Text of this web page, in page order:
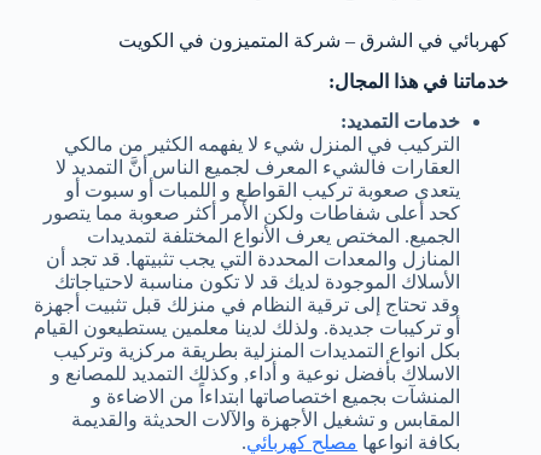
كهربائي في الشرق – شركة المتميزون في الكويت
خدماتنا في هذا المجال:
خدمات التمديد:
التركيب في المنزل شيء لا يفهمه الكثير من مالكي
العقارات فالشيء المعرف لجميع الناس أنَّ التمديد لا
يتعدى صعوبة تركيب القواطع و اللمبات أو سبوت أو
كحد أعلى شفاطات ولكن الأمر أكثر صعوبة مما يتصور
الجميع. المختص يعرف الأنواع المختلفة لتمديدات
المنازل والمعدات المحددة التي يجب تثبيتها. قد تجد أن
الأسلاك الموجودة لديك قد لا تكون مناسبة لاحتياجاتك
وقد تحتاج إلى ترقية النظام في منزلك قبل تثبيت أجهزة
أو تركيبات جديدة. ولذلك لدينا معلمين يستطيعون القيام
بكل انواع التمديدات المنزلية بطريقة مركزية وتركيب
الاسلاك بأفضل نوعية و أداء, وكذلك التمديد للمصانع و
المنشآت بجميع اختصاصاتها ابتداءاً من الاضاءة و
المقابس و تشغيل الأجهزة والآلات الحديثة والقديمة
بكافة انواعها مصلح كهربائي.